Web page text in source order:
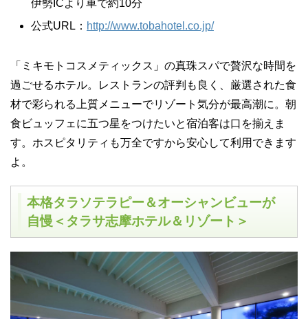
伊勢ICより車で約10分
公式URL： http://www.tobahotel.co.jp/
「ミキモトコスメティックス」の真珠スパで贅沢な時間を
過ごせるホテル。レストランの評判も良く、厳選された食
材で彩られる上質メニューでリゾート気分が最高潮に。朝
食ビュッフェに五つ星をつけたいと宿泊客は口を揃えま
す。ホスピタリティも万全ですから安心して利用できます
よ。
本格タラソテラピー＆オーシャンビューが
自慢＜タラサ志摩ホテル＆リゾート＞